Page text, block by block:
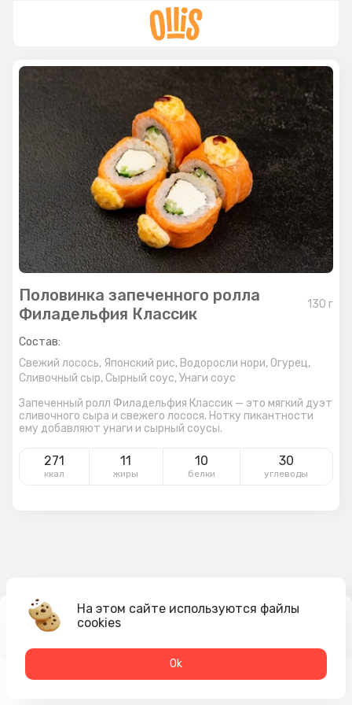
Половинка запеченного ролла
Филадельфия Классик
130 г
Состав:
Свежий лосось, Японский рис, Водоросли нори, Огурец,
Сливочный сыр, Сырный соус,Унаги соус
Запеченный ролл Филадельфия Классик — это мягкий дуэт
сливочного сыра и свежего лосося. Нотку пикантности
ему добавляют унаги и сырный соусы.
271
ккал
11
жиры
10
белки
30
углеводы
469₽
На этом сайте используются файлы
cookies
Оk